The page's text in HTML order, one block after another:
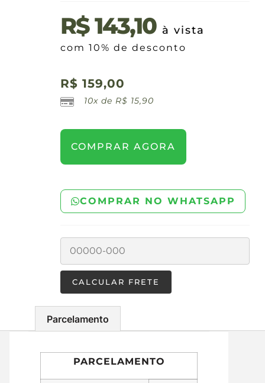
R$143,10 à vista
com 10% de desconto
R$ 159,00
10x de R$ 15,90
COMPRAR AGORA
COMPRAR NO WHATSAPP
Parcelamento
PARCELAMENTO